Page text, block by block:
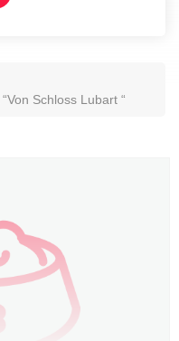
“Von Schloss Lubart “